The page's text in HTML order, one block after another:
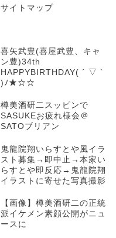
サイトマップ
喜矢武豊(喜屋武豊、キャ
ン豊)34th
HAPPYBIRTHDAY( ´ ▽ `
)ﾉ★☆☆
樽美酒研二スッピンで
SASUKEお疲れ様会＠
SATOブリアン
鬼龍院翔いらすとや風イラ
スト募集→即中止→本家い
らすとや即反応→鬼龍院翔
イラストに寄せた写真撮影
【画像】樽美酒研二の正統
派イケメン素顔公開がニュ
ースに